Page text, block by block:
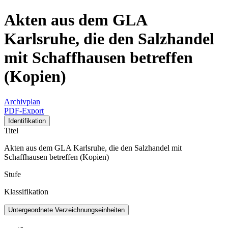
Akten aus dem GLA
Karlsruhe, die den Salzhandel
mit Schaffhausen betreffen
(Kopien)
Archivplan
PDF-Export
Identifikation
Titel
Akten aus dem GLA Karlsruhe, die den Salzhandel mit
Schaffhausen betreffen (Kopien)
Stufe
Klassifikation
Untergeordnete Verzeichnungseinheiten